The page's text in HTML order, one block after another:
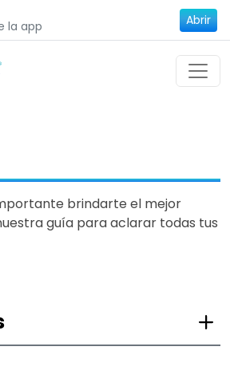
la app
Abrir
brindarte el mejor
guía para aclarar todas tus